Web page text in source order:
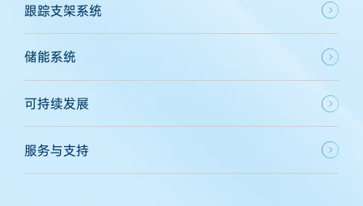
跟踪支架系统
储能系统
可持续发展
服务与支持